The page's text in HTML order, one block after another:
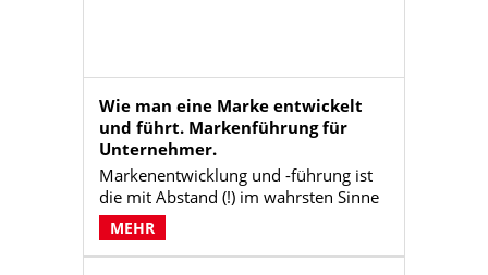
Wie man eine Marke entwickelt
und führt. Markenführung für
Unternehmer.
Markenentwicklung und -führung ist
die mit Abstand (!) im wahrsten Sinne
fundamentalste Arbeit, an der
Geschäftsführung und/oder Vorstand
arbeiten müssen. Diese Arbeit ist
MEHR